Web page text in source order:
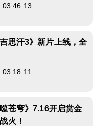
03:46:13
思汗3》新片上线，全
苍穹》7.16开启赏金
火！